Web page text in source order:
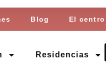
Blog El centro
Residencias